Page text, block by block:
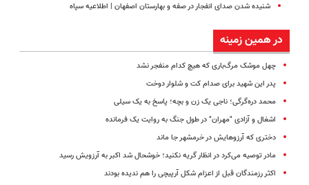
شنیده شدن صدای انفجار در صفه و بهارستان اصفهان | اطلاعیه سپاه
در همین زمینه
چهل موشک مرگ‌باری که هیچ کدام منفجر نشد
پدر این شهید برای صدام کت و شلوار دوخت
محمد دره‌گرگی؛ ناجی یک زن و بچه؛ پاسخ به یک سیلی
اشغال و آزادی "مهران" در طول جنگ به روایت یک فرمانده
دختری که آرزوهایش در خرمشهر جا ماند
مادر توصیه می‌کرد در انظار گریه نکنید؛ خوشحال شد اکبر به آرزویش رسید
اکثر رزمندگان قبل از اعزام شکل آرپیچی را هم ندیده بودند